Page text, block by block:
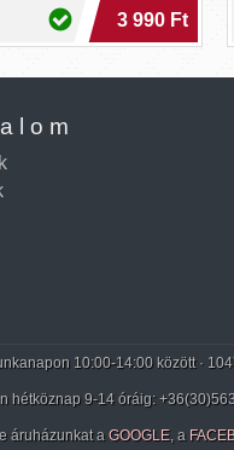
3 990 Ft
10:00-14:00 között ·
hétköznap 9-14 óráig:
áruházunkat a GOOGLE, a